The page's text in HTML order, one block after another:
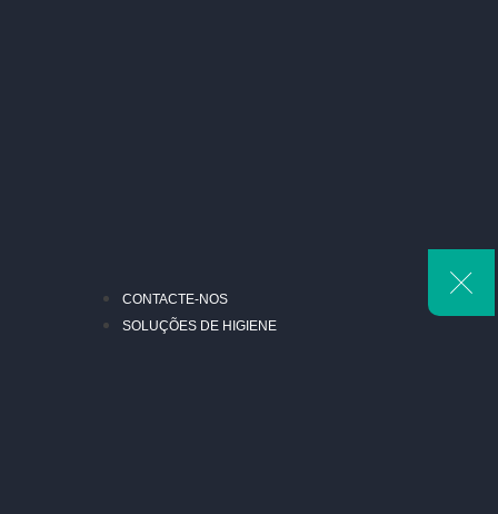
CONTACTE-NOS
SOLUÇÕES DE HIGIENE